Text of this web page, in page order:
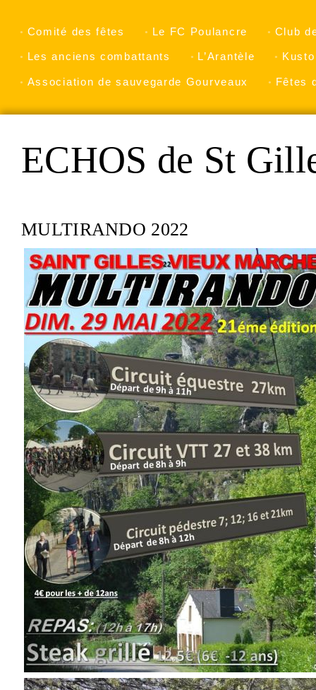
Comité des fêtes Le FC Poulancre Club
Les anciens combattants L’Arantèle
Association de sauvegarde Gourveaux Fêtes
ECHOS de St
MULTIRANDO 2022